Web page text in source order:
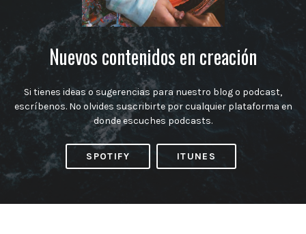
Nuevos contenidos en creación
Si tienes ideas o sugerencias para nuestro blog o podcast,
escríbenos. No olvides suscribirte por cualquier plataforma en
donde escuches podcasts.
SPOTIFY ITUNES